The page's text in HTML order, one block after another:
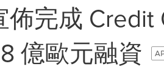
佈完成
億歐元融資